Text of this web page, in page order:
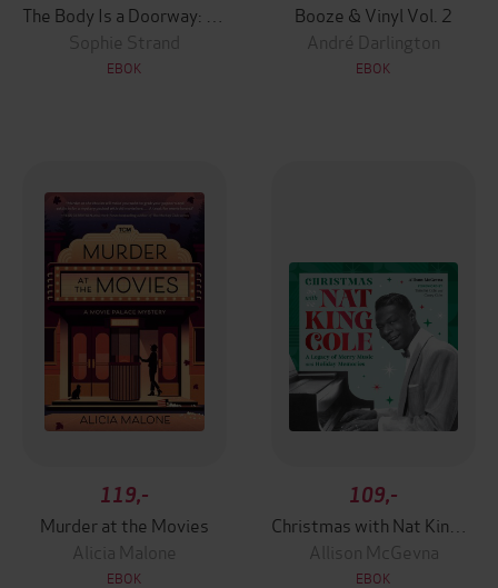
Sophie Strand
EBOK
Booze & Vinyl Vol. 2
André Darlington
EBOK
119,-
Murder at the Movies
Alicia Malone
EBOK
109,-
Allison McGevna
EBOK